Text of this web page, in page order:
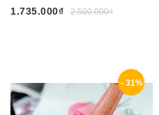
1.735.000₫
2.500.000₫
- 31%